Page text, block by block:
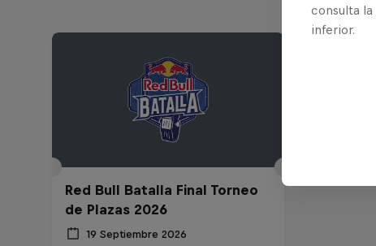
Red Bull Batalla Final Torneo
de Plazas 2026
19 Septiembre 2026
consulta la
inferior.